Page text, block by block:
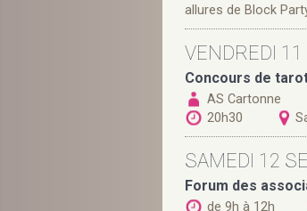
allures de Block
VENDREDI
Concours de
AS Cartonne
20h30
SAMEDI 12
Forum des
de 9h à 12h